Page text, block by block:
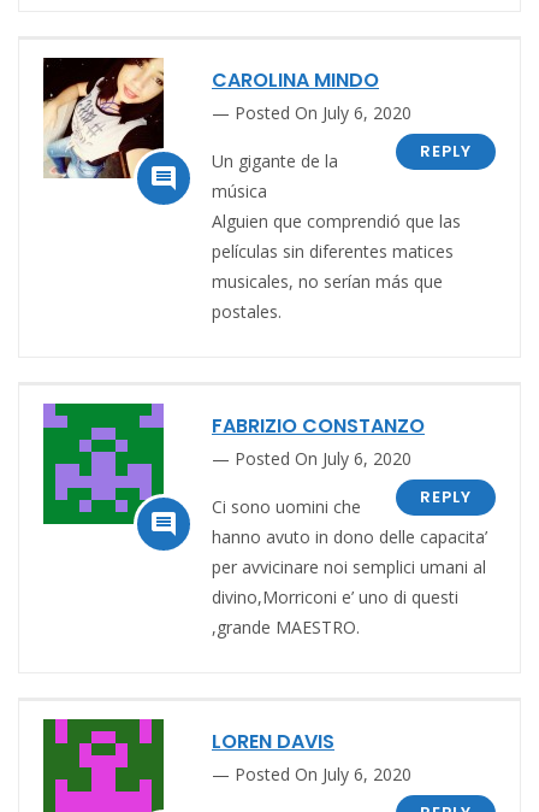

CAROLINA MINDO
Posted On July 6, 2020
REPLY
Un gigante de la
música
Alguien que comprendió que las
películas sin diferentes matices
musicales, no serían más que
postales.

FABRIZIO CONSTANZO
Posted On July 6, 2020
REPLY
Ci sono uomini che
hanno avuto in dono delle capacita’
per avvicinare noi semplici umani al
divino,Morriconi e’ uno di questi
,grande MAESTRO.
LOREN DAVIS
Posted On July 6, 2020